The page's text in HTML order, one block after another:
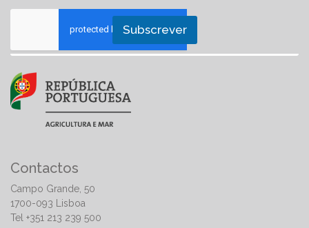
Subscrever
Contactos
Campo Grande, 50
1700-093 Lisboa
Tel +351 213 239 500